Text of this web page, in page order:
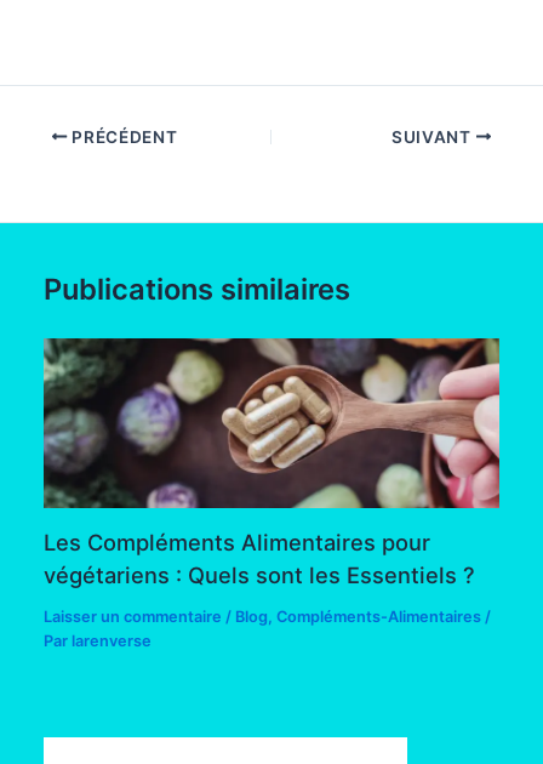
PRÉCÉDENT SUIVANT
Publications similaires
Les Compléments Alimentaires pour
végétariens : Quels sont les Essentiels ?
Laisser un commentaire / Blog ,Compléments-Alimentaires /
Par larenverse